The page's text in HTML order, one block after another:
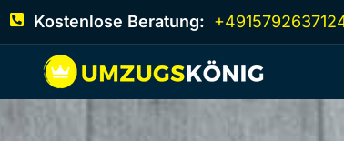
Kostenlose Beratung: